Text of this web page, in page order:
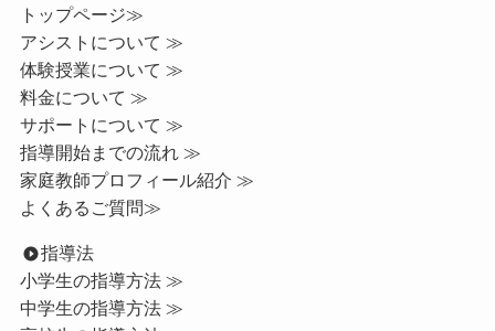
トップページ≫
アシストについて ≫
体験授業について ≫
料金について ≫
サポートについて ≫
指導開始までの流れ ≫
家庭教師プロフィール紹介 ≫
よくあるご質問≫
指導法
小学生の指導方法 ≫
中学生の指導方法 ≫